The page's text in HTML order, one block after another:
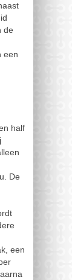
de
een
half
De
een